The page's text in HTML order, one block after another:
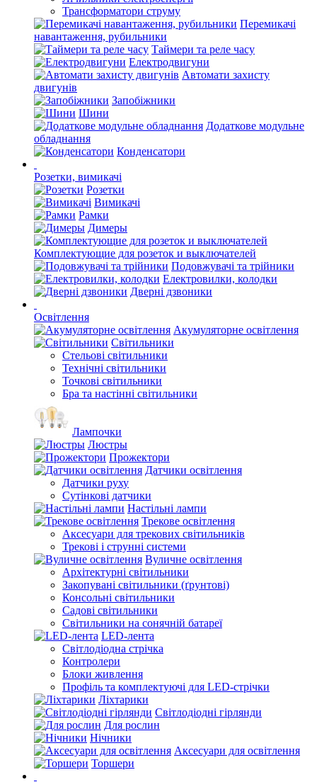
Трансформатори струму
Перемикачі
навантаження, рубильники
Таймери та реле часу
Електродвигуни
Автомати захисту
двигунів
Запобіжники
Шини
Додаткове модульне
обладнання
Конденсатори
Розетки, вимикачі
Розетки
Вимикачі
Рамки
Димеры
Комплектующие для розеток и выключателей
Подовжувачі та трійники
Електровилки, колодки
Дверні дзвоники
Освітлення
Акумуляторне освітлення
Світильники
Стельові світильники
Технічні світильники
Точкові світильники
Бра та настінні світильники
Лампочки
Люстры
Прожектори
Датчики освітлення
Датчики руху
Сутінкові датчики
Настільні лампи
Трекове освітлення
Аксесуари для трекових світильників
Трекові і струнні системи
Вуличне освітлення
Архітектурні світильники
Закопувані світильники (ґрунтові)
Консольні світильники
Садові світильники
Світильники на сонячній батареї
LED-лента
Світлодіодна стрічка
Контролери
Блоки живлення
Профіль та комплектуючі для LED-стрічки
Ліхтарики
Світлодіодні гірлянди
Для рослин
Нічники
Аксесуари для освітлення
Торшери